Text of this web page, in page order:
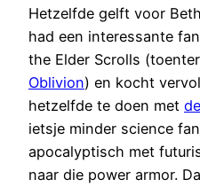
Hetzelfde gelft voor
had een interessante
the Elder Scrolls
Oblivion) en kocht
hetzelfde te doen met
ietsje minder science
apocalyptisch met
naar die power armor.